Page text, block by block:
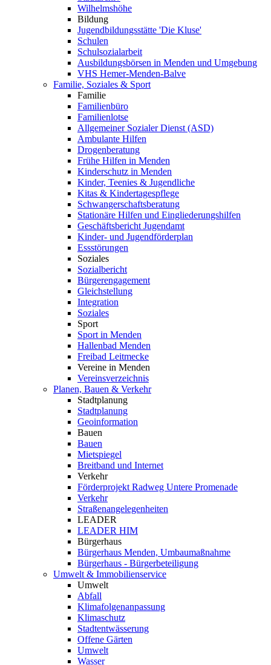
Wilhelmshöhe
Bildung
Jugendbildungsstätte 'Die Kluse'
Schulen
Schulsozialarbeit
Ausbildungsbörsen in Menden und Umgebung
VHS Hemer-Menden-Balve
Familie, Soziales & Sport
Familie
Familienbüro
Familienlotse
Allgemeiner Sozialer Dienst (ASD)
Ambulante Hilfen
Drogenberatung
Frühe Hilfen in Menden
Kinderschutz in Menden
Kinder, Teenies & Jugendliche
Kitas & Kindertagespflege
Schwangerschaftsberatung
Stationäre Hilfen und Eingliederungshilfen
Geschäftsbericht Jugendamt
Kinder- und Jugendförderplan
Essstörungen
Soziales
Sozialbericht
Bürgerengagement
Gleichstellung
Integration
Soziales
Sport
Sport in Menden
Hallenbad Menden
Freibad Leitmecke
Vereine in Menden
Vereinsverzeichnis
Planen, Bauen & Verkehr
Stadtplanung
Stadtplanung
Geoinformation
Bauen
Bauen
Mietspiegel
Breitband und Internet
Verkehr
Förderprojekt Radweg Untere Promenade
Verkehr
Straßenangelegenheiten
LEADER
LEADER HIM
Bürgerhaus
Bürgerhaus Menden, Umbaumaßnahme
Bürgerhaus - Bürgerbeteiligung
Umwelt & Immobilienservice
Umwelt
Abfall
Klimafolgenanpassung
Klimaschutz
Stadtentwässerung
Offene Gärten
Umwelt
Wasser